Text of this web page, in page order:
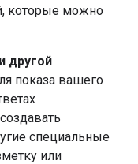
которые можно
другой
показа вашего
специальные
или